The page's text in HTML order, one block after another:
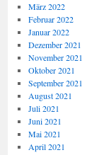
März 2022
Februar 2022
Januar 2022
Dezember 2021
November 2021
Oktober 2021
September 2021
August 2021
Juli 2021
Juni 2021
Mai 2021
April 2021